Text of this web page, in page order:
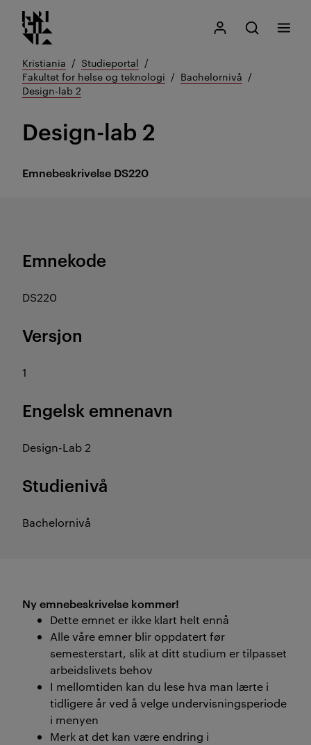
Gå
til
innhold
Kristiania logo
Mitt Kristiania
Åpne søk
Søk
Meny
Kristiania
Studieportal
Fakultet for helse og teknologi
Bachelornivå
Design-lab 2
Emnebeskrivelse DS220
Design-lab 2
Emnekode
DS220
Versjon
1
Engelsk emnenavn
Design-Lab 2
Studienivå
Bachelornivå
Ny emnebeskrivelse kommer!
Dette emnet er ikke klart helt ennå
Alle våre emner blir oppdatert før
semesterstart, slik at ditt studium er tilpasset
arbeidslivets behov
I mellomtiden kan du lese hva man lærte i
tidligere år ved å velge undervisningsperiode
i menyen
Merk at det kan være endring i